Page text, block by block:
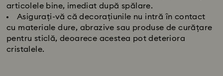
articolele bine, imediat după spălare.
Asigurați-vă că decorațiunile nu intră în contact
cu materiale dure, abrazive sau produse de curățare
pentru sticlă, deoarece acestea pot deteriora
cristalele.